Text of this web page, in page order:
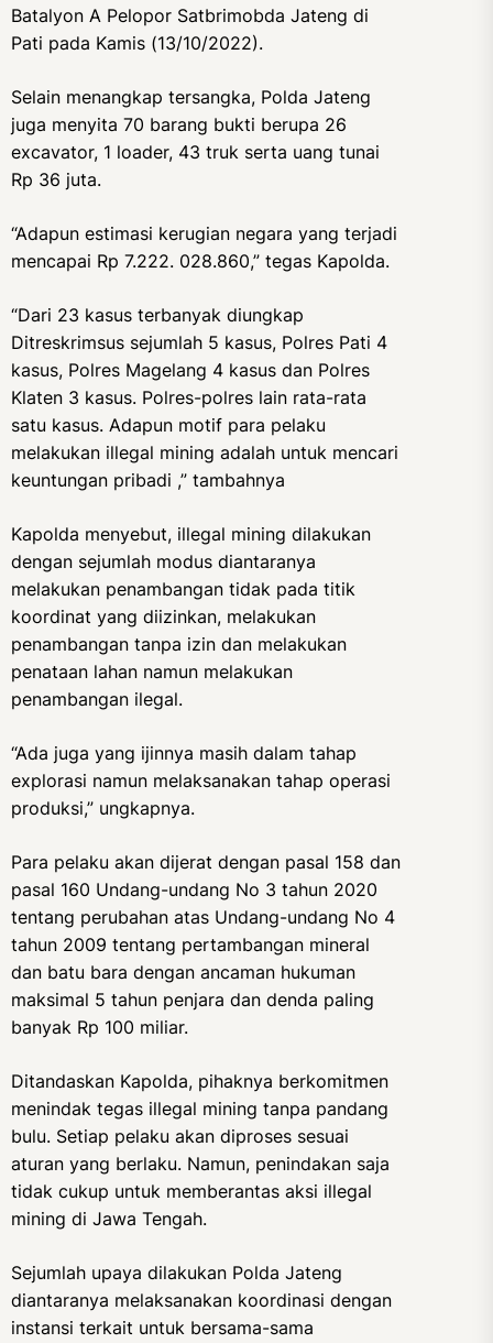
Batalyon A Pelopor Satbrimobda Jateng di
Pati pada Kamis (13/10/2022).
Selain menangkap tersangka, Polda Jateng
juga menyita 70 barang bukti berupa 26
excavator, 1 loader, 43 truk serta uang tunai
Rp 36 juta.
“Adapun estimasi kerugian negara yang terjadi
mencapai Rp 7.222. 028.860,” tegas Kapolda.
“Dari 23 kasus terbanyak diungkap
Ditreskrimsus sejumlah 5 kasus, Polres Pati 4
kasus, Polres Magelang 4 kasus dan Polres
Klaten 3 kasus. Polres-polres lain rata-rata
satu kasus. Adapun motif para pelaku
melakukan illegal mining adalah untuk mencari
keuntungan pribadi ,” tambahnya
Kapolda menyebut, illegal mining dilakukan
dengan sejumlah modus diantaranya
melakukan penambangan tidak pada titik
koordinat yang diizinkan, melakukan
penambangan tanpa izin dan melakukan
penataan lahan namun melakukan
penambangan ilegal.
“Ada juga yang ijinnya masih dalam tahap
explorasi namun melaksanakan tahap operasi
produksi,” ungkapnya.
Para pelaku akan dijerat dengan pasal 158 dan
pasal 160 Undang-undang No 3 tahun 2020
tentang perubahan atas Undang-undang No 4
tahun 2009 tentang pertambangan mineral
dan batu bara dengan ancaman hukuman
maksimal 5 tahun penjara dan denda paling
banyak Rp 100 miliar.
Ditandaskan Kapolda, pihaknya berkomitmen
menindak tegas illegal mining tanpa pandang
bulu. Setiap pelaku akan diproses sesuai
aturan yang berlaku. Namun, penindakan saja
tidak cukup untuk memberantas aksi illegal
mining di Jawa Tengah.
Sejumlah upaya dilakukan Polda Jateng
diantaranya melaksanakan koordinasi dengan
instansi terkait untuk bersama-sama